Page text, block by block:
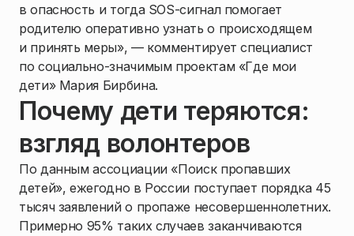
в опасность и тогда SOS-сигнал помогает
родителю оперативно узнать о происходящем
и принять меры», — комментирует специалист
по социально-значимым проектам «Где мои
дети» Мария Бирбина.
Почему дети теряются:
взгляд волонтеров
По данным ассоциации «Поиск пропавших
детей», ежегодно в России поступает порядка 45
тысяч заявлений о пропаже несовершеннолетних.
Примерно 95% таких случаев заканчиваются